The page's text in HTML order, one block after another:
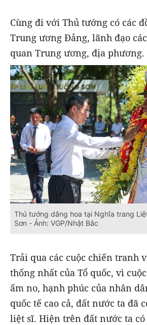
Cùng đi với Thủ tướng có các
Trung ương Đảng, lãnh đạo
quan Trung ương, địa phương.
Thủ tướng dâng hoa tại Nghĩa trang
Sơn - Ảnh: VGP/Nhật Bắc
Trải qua các cuộc chiến tranh
thống nhất của Tổ quốc, vì
ấm no, hạnh phúc của nhân
quốc tế cao cả, đất nước ta đã
liệt sĩ. Hiện trên đất nước ta có